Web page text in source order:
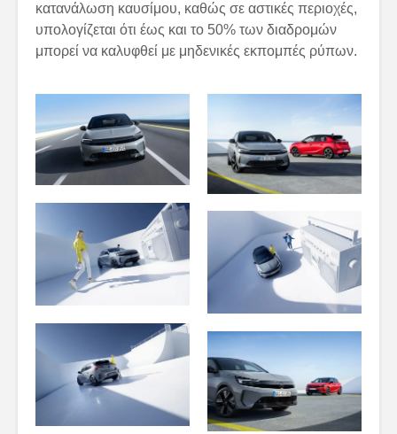
κατανάλωση καυσίμου, καθώς σε αστικές περιοχές,
υπολογίζεται ότι έως και το 50% των διαδρομών
μπορεί να καλυφθεί με μηδενικές εκπομπές ρύπων.